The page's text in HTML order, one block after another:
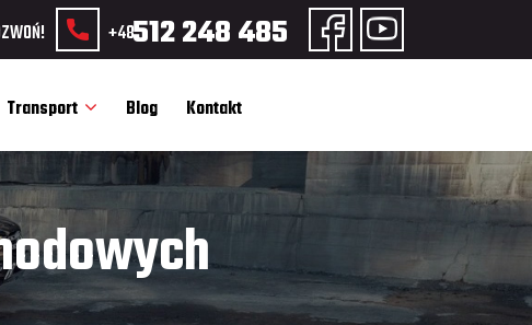
+48512 248 485
Transport Blog Kontakt